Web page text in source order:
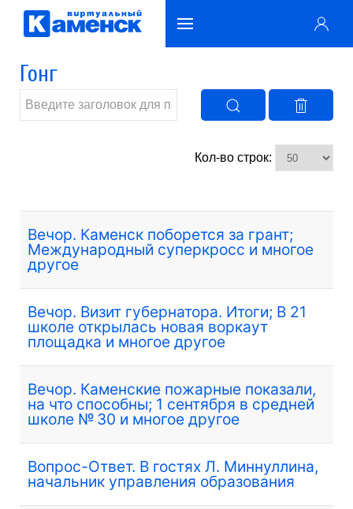
Гонг
Кол-во строк:
Вечор. Каменск поборется за грант;
Международный суперкросс и многое
другое
Вечор. Визит губернатора. Итоги; В 21
школе открылась новая воркаут
площадка и многое другое
Вечор. Каменские пожарные показали,
на что способны; 1 сентября в средней
школе № 30 и многое другое
Вопрос-Ответ. В гостях Л. Миннуллина,
начальник управления образования